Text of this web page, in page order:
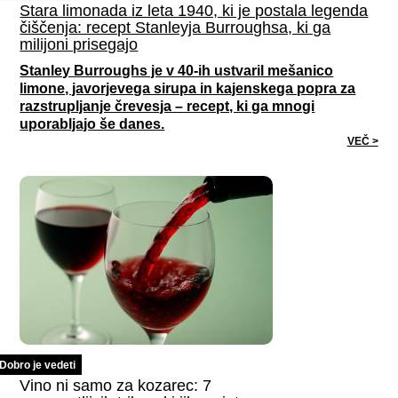
Stara limonada iz leta 1940, ki je postala legenda
čiščenja: recept Stanleyja Burroughsa, ki ga
milijoni prisegajo
Stanley Burroughs je v 40-ih ustvaril mešanico
limone, javorjevega sirupa in kajenskega popra za
razstrupljanje črevesja – recept, ki ga mnogi
uporabljajo še danes.
VEČ >
Dobro je vedeti
Vino ni samo za kozarec: 7